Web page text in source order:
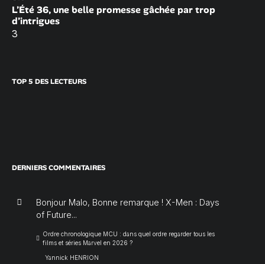
L’Été 36, une belle promesse gâchée par trop
d’intrigues
3
TOP 5 DES LECTEURS
DERNIERS COMMENTAIRES
Bonjour Malo, Bonne remarque ! X-Men : Days
of Future...
Ordre chronologique MCU : dans quel ordre regarder tous les
films et séries Marvel en 2026 ?
Yannick HENRION